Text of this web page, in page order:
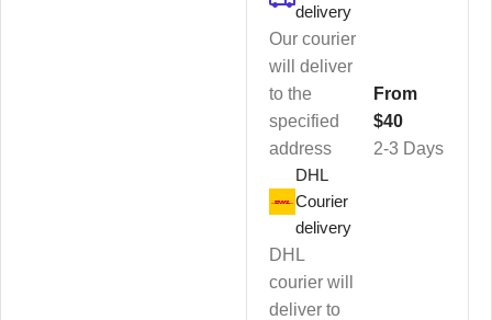
delivery
Our courier
will deliver
to the
specified
address
2-3 Days
From
$40
DHL
Courier
delivery
DHL
courier will
deliver to